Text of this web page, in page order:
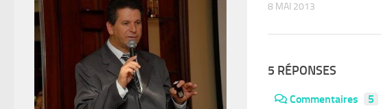
8 MAI 2013
5 RÉPONSES
Commentaires 5